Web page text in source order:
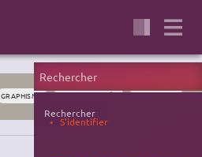
GRAPHISME MONTAGE VIDÉO BROUILLON
Rechercher
S'identifier